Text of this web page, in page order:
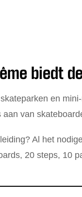
biedt
en
aan van
Al het
20 steps, 10